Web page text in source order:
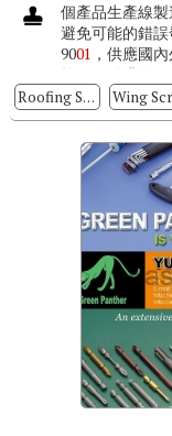
個產品生產線
避免可能的錯
9001 ，供應國
栓，更躍升為
岡山區本...
Roofing Screws